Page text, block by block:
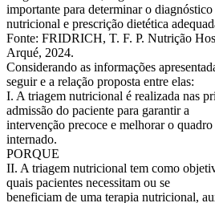
importante para determinar o diagnóstico
nutricional e prescrição dietética
Fonte: FRIDRICH, T. F. P. Nutrição
Arqué, 2024.
Considerando as informações
seguir e a relação proposta entre elas:
I. A triagem nutricional é realizada nas
admissão do paciente para garantir a
intervenção precoce e melhorar o
internado.
PORQUE
II. A triagem nutricional tem como
quais pacientes necessitam ou se
beneficiam de uma terapia nutricional,